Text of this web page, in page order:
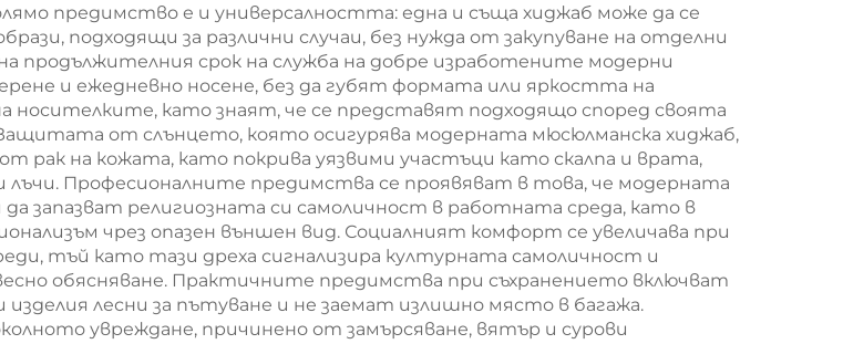
предимство е и универсалността: една и съща хиджаб може да се
подходящи за различни случаи, без нужда от закупуване на отделни
продължителния срок на служба на добре изработените модерни
и ежедневно носене, без да губят формата или яркостта на
носителките, като знаят, че се представят подходящо според своята
от слънцето, която осигурява модерната мюсюлманска хиджаб,
рак на кожата, като покрива уязвими участъци като скалпа и врата,
Професионалните предимства се проявяват в това, че модерната
запазват религиозната си самоличност в работната среда, като в
чрез опазен външен вид. Социалният комфорт се увеличава при
тъй като тази дреха сигнализира културната самоличност и
обясняване. Практичните предимства при съхранението включват
лесни за пътуване и не заемат излишно място в багажа.
увреждане, причинено от замърсяване, вятър и сурови